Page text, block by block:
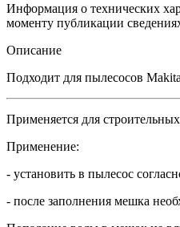
Информация о технических
моменту публикации
Описание
Подходит для пылесосов
Применяется для
Применение:
- установить в пылесос
- после заполнения мешка